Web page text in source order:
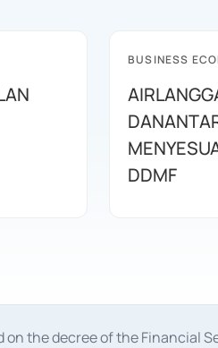
BUSINESS
DDMF
the decree of the Financial